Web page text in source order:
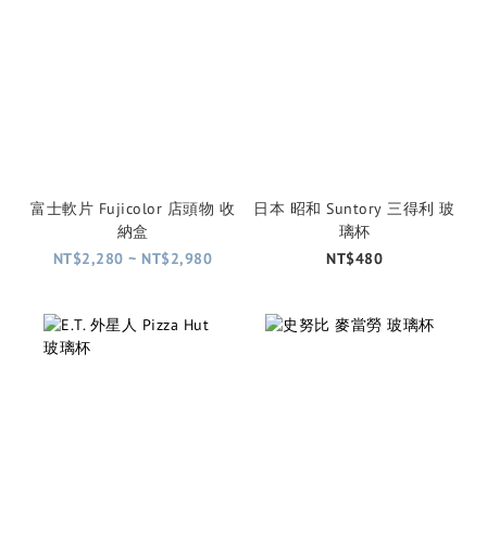
富士軟片 Fujicolor 店頭物 收
納盒
NT$2,280 ~ NT$2,980
日本 昭和 Suntory 三得利 玻
璃杯
NT$480